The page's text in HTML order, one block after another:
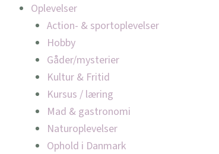
Oplevelser
Action- & sportoplevelser
Hobby
Gåder/mysterier
Kultur & Fritid
Kursus / læring
Mad & gastronomi
Naturoplevelser
Ophold i Danmark